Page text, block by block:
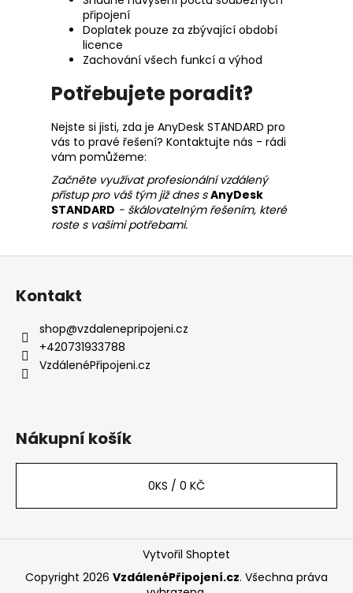
připojení
Doplatek pouze za zbývající období
licence
Zachování všech funkcí a výhod
Potřebujete poradit?
Nejste si jisti, zda je AnyDesk STANDARD pro
vás to pravé řešení? Kontaktujte nás - rádi
vám pomůžeme:
Začněte využívat profesionální vzdálený
přístup pro váš tým již dnes sAnyDesk
STANDARD - škálovatelným řešením, které
roste s vašimi potřebami.
Kontakt
shop@vzdalenepripojeni.cz
+420731933788
VzdálenéPřipojeni.cz
Nákupní košík
0KS / 0 KČ
Vytvořil Shoptet
Copyright 2026 VzdálenéPřipojení.cz. Všechna práva